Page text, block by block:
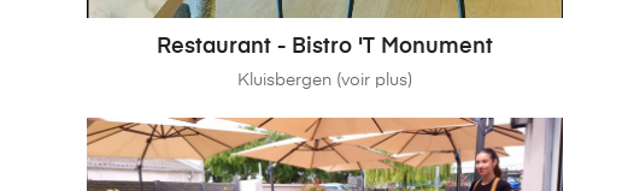
Restaurant - Bistro 'T Monument
Kluisbergen (voir plus)